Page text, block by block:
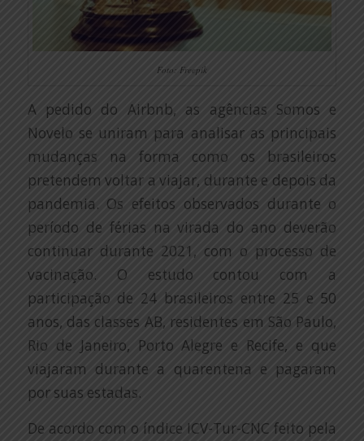
Foto: Freepik
A pedido do Airbnb, as agências Somos e
Novelo se uniram para analisar as principais
mudanças na forma como os brasileiros
pretendem voltar a viajar, durante e depois da
pandemia. Os efeitos observados durante o
período de férias na virada do ano deverão
continuar durante 2021, com o processo de
vacinação. O estudo contou com a
participação de 24 brasileiros entre 25 e 50
anos, das classes AB, residentes em São Paulo,
Rio de Janeiro, Porto Alegre e Recife, e que
viajaram durante a quarentena e pagaram
por suas estadas.
De acordo com o índice ICV-Tur-CNC feito pela